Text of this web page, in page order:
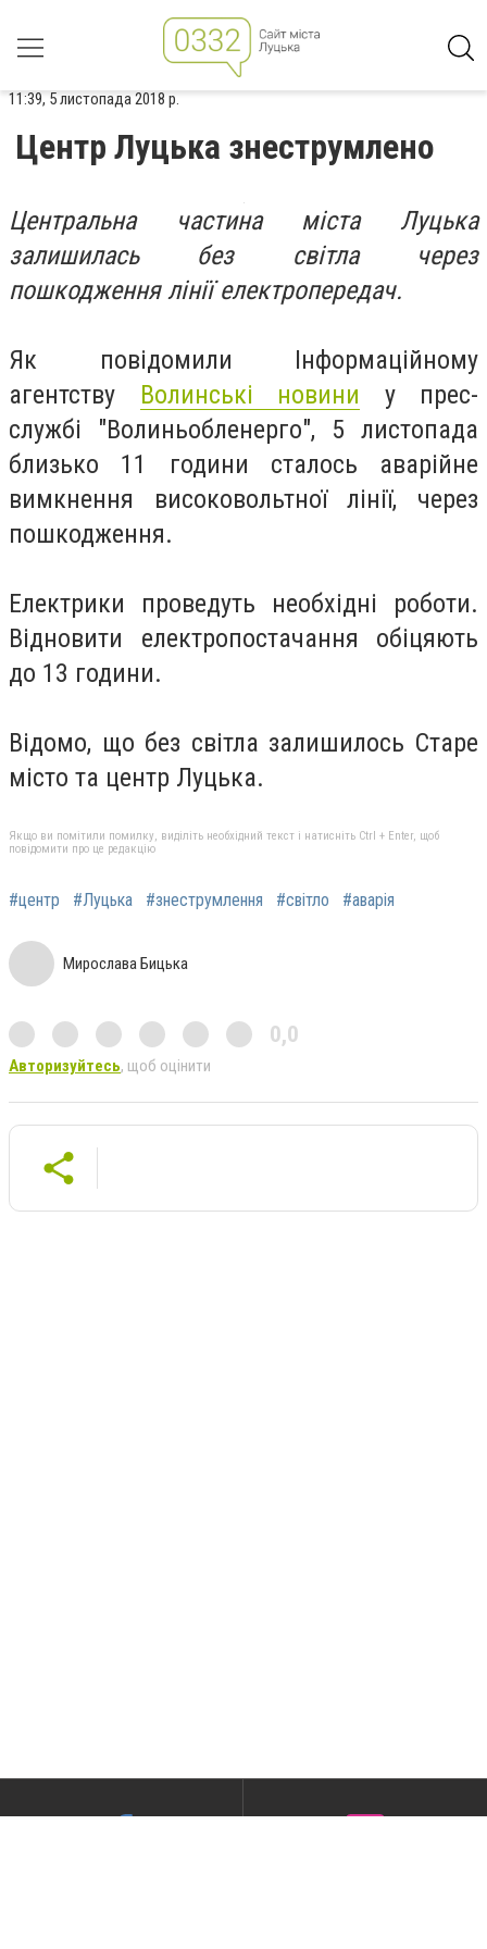
11:39, 5 листопада 2018 р.
Центр Луцька знеструмлено
Центральна частина міста Луцька
залишилась без світла через
пошкодження лінії електропередач.
Як повідомили Інформаційному
агентству Волинські новини у прес-
службі "Волиньобленерго", 5 листопада
близько 11 години сталось аварійне
вимкнення високовольтної лінії, через
пошкодження.
Електрики проведуть необхідні роботи.
Відновити електропостачання обіцяють
до 13 години.
Відомо, що без світла залишилось Старе
місто та центр Луцька.
Якщо ви помітили помилку, виділіть необхідний текст і натисніть Ctrl + Enter, щоб
повідомити про це редакцію
#центр #Луцька #знеструмлення #світло #аварія
Мирослава Бицька
0,0
Авторизуйтесь, щоб оцінити